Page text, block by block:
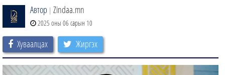
Автор | Zindaa.mn
2025 оны 06 сарын 10
Хуваалцах Жиргэх